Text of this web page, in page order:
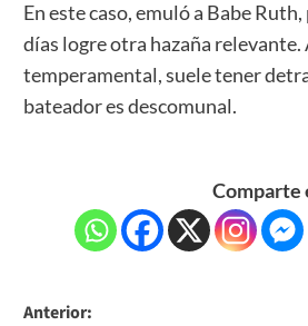
En este caso, emuló a Babe
días logre otra hazaña
temperamental, suele tener
bateador es descomunal.
Comparte
Anterior: